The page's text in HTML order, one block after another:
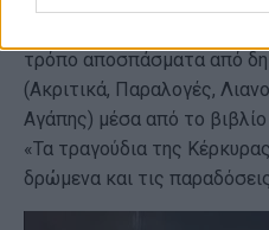
τρόπο αποσπάσματα από
(Ακριτικά, Παραλογές,
Αγάπης) μέσα από το
«Τα τραγούδια της
δρώμενα και τις